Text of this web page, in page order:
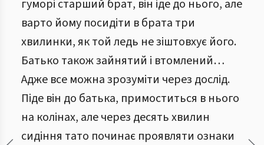
гуморі старший брат, він іде до нього, але
варто йому посидіти в брата три
хвилинки, як той ледь не зіштовхує його.
Батько також зайнятий і втомлений…
Адже все можна зрозуміти через дослід.
Піде він до батька, примоститься в нього
на колінах, але через десять хвилин
сидіння тато починає проявляти ознаки